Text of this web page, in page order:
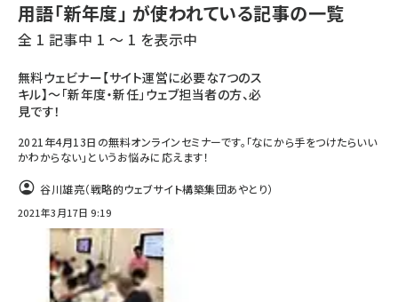
ai (2807)
note (2312)
セミナー (2307)
z世代 (1622)
meo (1275)
llmo (1163)
用語「新年度」 が使われている記事の一覧
全 1 記事中 1 ～ 1 を表示中
無料ウェビナー【サイト運営に必要な7つのス
キル】～「新年度・新任」ウェブ担当者の方、必
見です！
2021年4月13日の無料オンラインセミナーです。「なにから手をつけたらいい
かわからない」というお悩みに応えます！
谷川雄亮（戦略的ウェブサイト構築集団あやとり）
2021年3月17日 9:19
▼申し込みはこちらから▼